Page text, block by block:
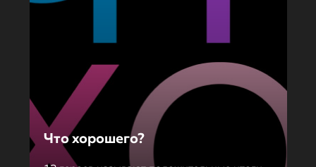
Что хорошего?